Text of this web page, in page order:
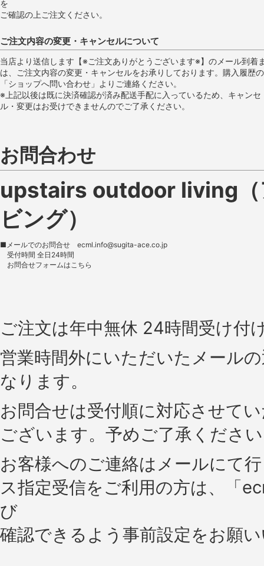
を
ご確認の上ご注文ください。
ご注文内容の変更・キャンセルについて
当店より送信します【※ご注文ありがとうございます※】のメール到着
は、ご注文内容の変更・キャンセルをお承りしております。購入履歴の
「ショップへ問い合わせ」よりご連絡ください。
※上記以後は既に決済確認が済み配送手配に入っているため、キャンセ
ル・変更はお受けできませんのでご了承ください。
お問合わせ
upstairs outdoor living（
ビング）
■メールでのお問合せ ecml.info@sugita-ace.co.jp
受付時間 全日24時間
お問合せフォームはこちら
ご注文は年中無休 24時間受け付
営業時間外にいただいたメール
なります。
お問合せは受付順に対応させて
ございます。予めご了承くださ
お客様へのご連絡はメールにて
ス指定受信をご利用の方は、「
び
確認できるよう事前設定をお願